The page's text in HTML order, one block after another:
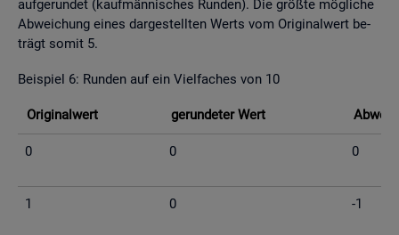
auf­ge­run­det (kauf­män­ni­sches Run­den). Die grö­ß­te mög­li­che
Ab­wei­chung eines dar­ge­stell­ten Werts vom Ori­gi­nal­wert be­
trägt somit 5.
Bei­spiel 6: Run­den auf ein Viel­fa­ches von 10
Ori­gi­nal­wert ge­run­de­ter Wert
0 0 0
1 0 -1